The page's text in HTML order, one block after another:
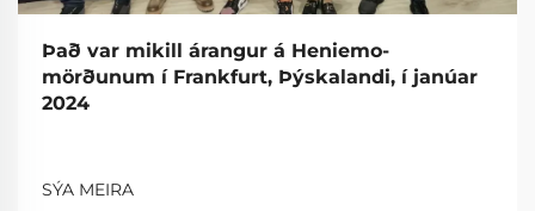
Það var mikill árangur á Heniemo-
mörðunum í Frankfurt, Þýskalandi, í janúar
2024
SÝA MEIRA